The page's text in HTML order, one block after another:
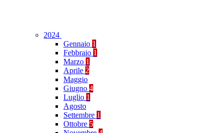
2024
Gennaio 1
Febbraio 1
Marzo 1
Aprile 2
Maggio
Giugno 4
Luglio 1
Agosto
Settembre 1
Ottobre 5